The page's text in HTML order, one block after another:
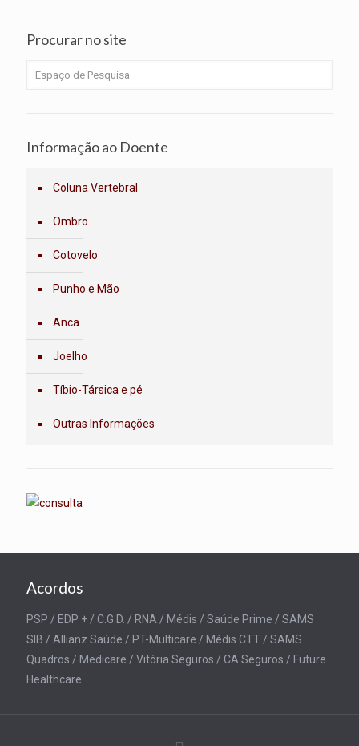
Procurar no site
Informação ao Doente
Coluna Vertebral
Ombro
Cotovelo
Punho e Mão
Anca
Joelho
Tíbio-Társica e pé
Outras Informações
Acordos
PSP / EDP + / C.G.D. / RNA / Médis / Saúde Prime / SAMS
SIB / Allianz Saúde / PT-Multicare / Médis CTT / SAMS
Quadros / Medicare / Vitória Seguros / CA Seguros / Future
Healthcare